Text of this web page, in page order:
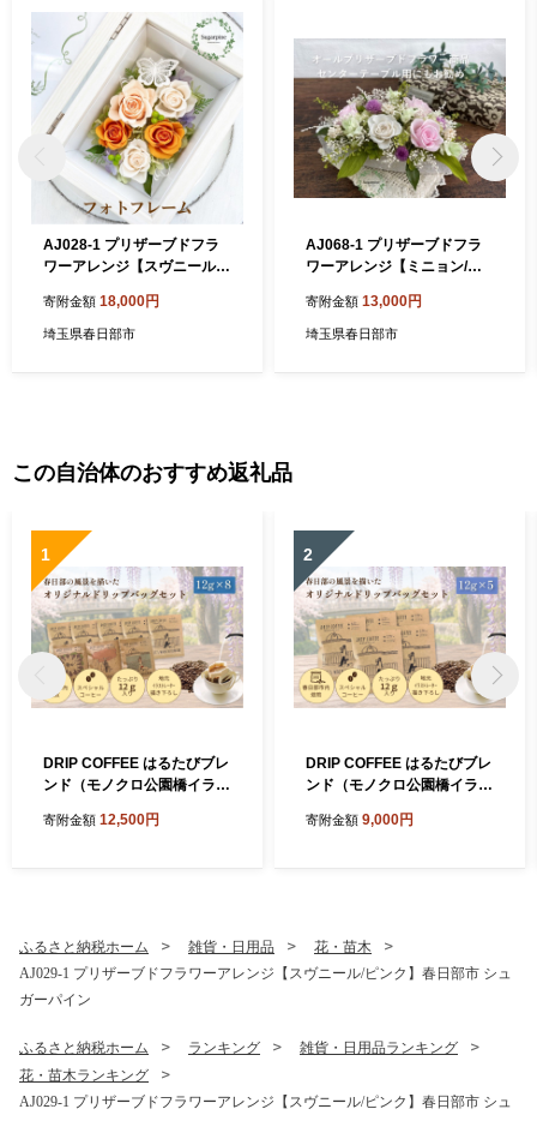
AJ028-1 プリザーブドフラ
ワーアレンジ【スヴニール/
ーパイン
寄附金額 18,000円
埼玉県春日部市
AJ068-1 プリザーブドフラ
ワーアレンジ【ミニョン/ピ
イン
寄附金額 13,000円
埼玉県春日部市
この自治体のおすすめ返礼品
1
DRIP COFFEE はるたびブレ
ンド（モノクロ公園橋イラス
公園橋・藤イラスト）3パッ
フト 贈り物】（DL003）
寄附金額 12,500円
2
DRIP COFFEE はるたびブレ
ンド（モノクロ公園橋イラス
市 自家焙煎 ドリップバッグ
寄附金額 9,000円
ふるさと納税ホーム 雑貨・日用品
花・苗木
AJ029-1 プリザーブドフラワーアレンジ【スヴニール/ピンク】春日部市 シュ
ガーパイン
ふるさと納税ホーム ランキング
雑貨・日用品ランキング
花・苗木ランキング
AJ029-1 プリザーブドフラワーアレンジ【スヴニール/ピンク】春日部市 シュ